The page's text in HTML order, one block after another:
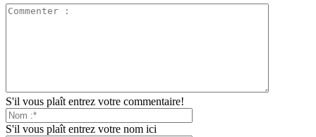
S'il vous plaît entrez votre commentaire!
S'il vous plaît entrez votre nom ici